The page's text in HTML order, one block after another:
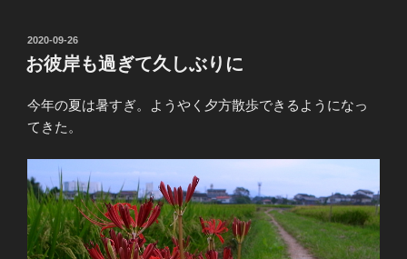
投
稿
日:
2020-09-26
お彼岸も過ぎて久しぶりに
今年の夏は暑すぎ。ようやく夕方散歩できるようになっ
てきた。